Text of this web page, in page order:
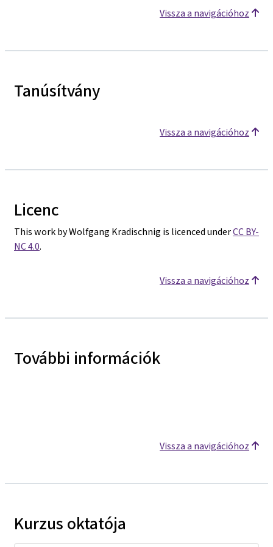
Vissza a navigációhoz
Tanúsítvány
Vissza a navigációhoz
Licenc
This work by Wolfgang Kradischnig is licenced underCC BY-
NC 4.0.
Vissza a navigációhoz
További információk
Vissza a navigációhoz
Kurzus oktatója